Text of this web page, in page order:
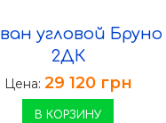
угловой Бруно
2ДК
Цена: 29 120 грн
В КОРЗИНУ